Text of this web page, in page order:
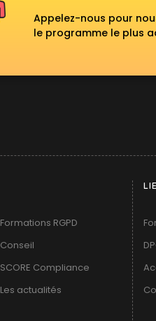
Appelez-nous pour
le programme le plus
Formations RGPD
Conseil
SCORE Compliance
Les actualités